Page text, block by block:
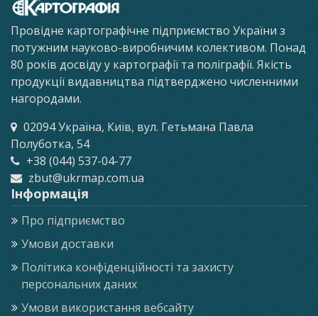
Провідне картографічне підприємство України з
потужним науково-виробничим колективом. Понад
80 років досвіду у картографії та поліграфії. Якість
продукції видавництва підтверджено численними
нагородами.
02094 Україна, Київ, вул. Гетьмана Павла
Полуботка, 54
+38 (044) 537-04-77
zbut@ukrmap.com.ua
Інформація
Про підприємство
Умови доставки
Політика конфіденційності та захисту
персональних даних
Умови використання вебсайту